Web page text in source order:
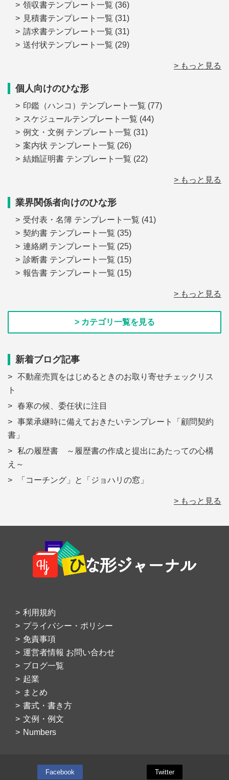
領収書テンプレート一覧 (36)
見積書テンプレート一覧 (31)
請求書テンプレート一覧 (31)
送付状テンプレート一覧 (29)
> もっと見る
個人向けのひな形
印鑑（ハンコ）テンプレート一覧 (77)
スケジュールテンプレート一覧 (44)
例文・文例 テンプレート一覧 (31)
案内状 テンプレート一覧 (26)
結婚証明書 テンプレート一覧 (22)
> もっと見る
業界関係者向けのひな形
受付表・名簿 テンプレート一覧 (41)
契約書 テンプレート一覧 (35)
連絡網 テンプレート一覧 (25)
診断書 テンプレート一覧 (15)
報告書 テンプレート一覧 (15)
> もっと見る
> カテゴリ一覧を見る
新着ブログ記事
不動産売買をはじめるときのお取り寄せチェックリス
ト
春寒の候、委任状に注目
事業承継時に備えておきたいテンプレート「顧問契約
書」
私の履歴書 ～履歴書の作成と提出にあたっての心構
え～
「コーチング」と「ジョハリの窓」
> もっと見る
Footer
利用規約
プライバシー・ポリシー
免責事項
運営者情報 お問い合わせ
ブログ一覧
起業
まとめ
書式・書き方
文例・例文
Numbers
Facebook Twitter